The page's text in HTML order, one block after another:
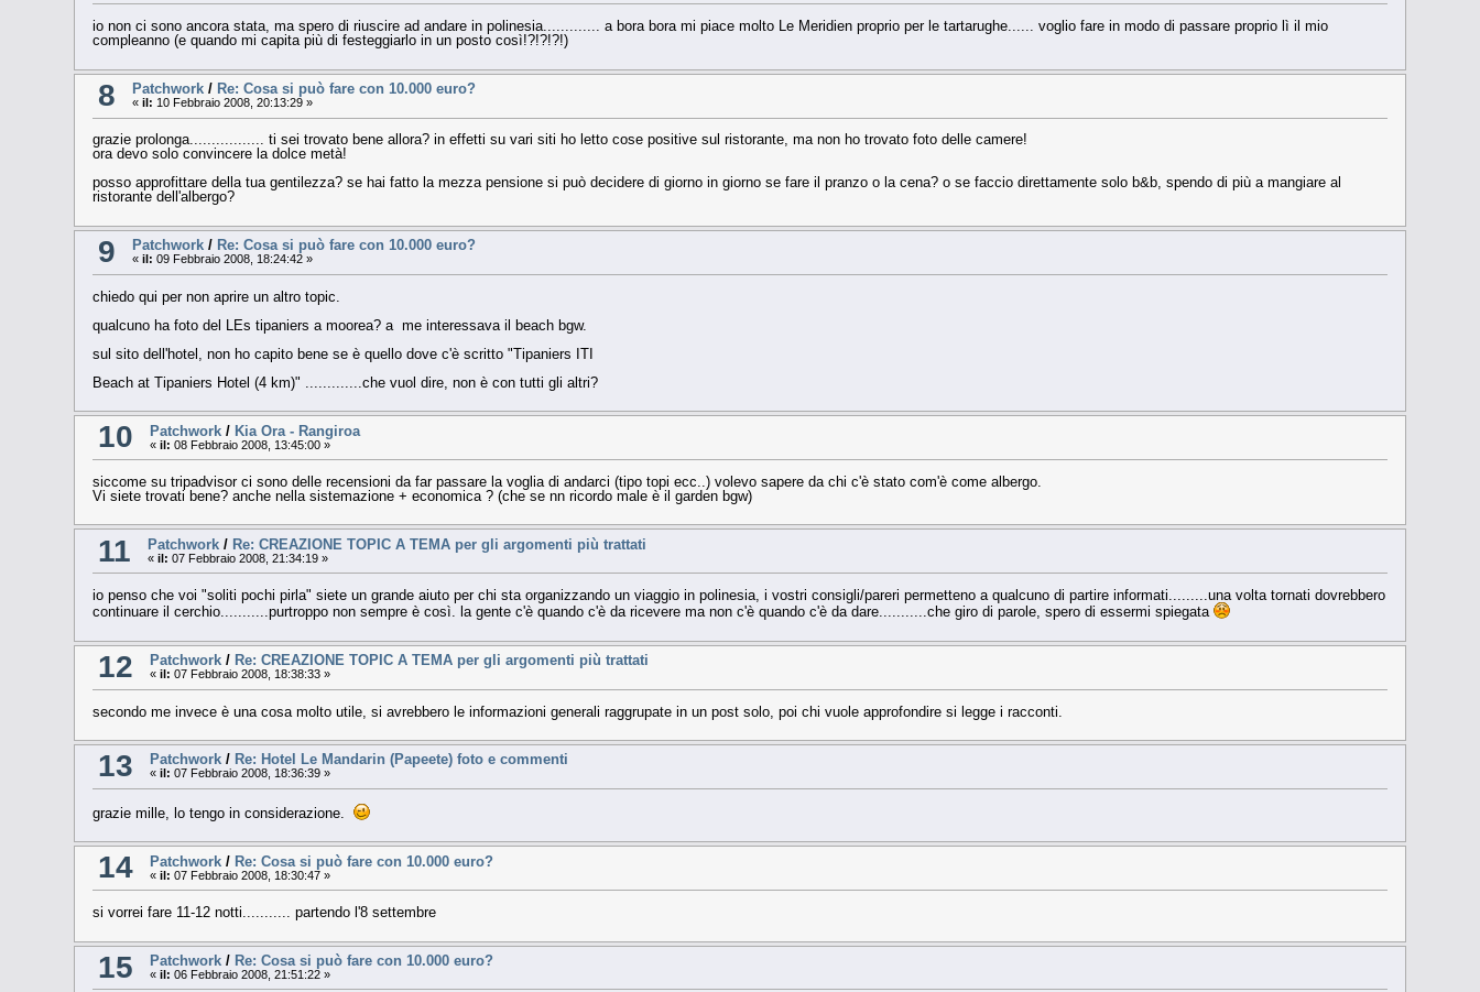
io non ci sono ancora stata, ma spero di riuscire ad andare in polinesia............. a bora bora mi piace molto Le Meridien proprio per le tartarughe...... voglio fare in modo di passare proprio lì il mio
compleanno (e quando mi capita più di festeggiarlo in un posto così!?!?!?!)
8 Patchwork/ Re: Cosa si può fare con 10.000 euro?
« il: 10 Febbraio 2008, 20:13:29 »
grazie prolonga................. ti sei trovato bene allora? in effetti su vari siti ho letto cose positive sul ristorante, ma non ho trovato foto delle camere!
ora devo solo convincere la dolce metà!
posso approfittare della tua gentilezza? se hai fatto la mezza pensione si può decidere di giorno in giorno se fare il pranzo o la cena? o se faccio direttamente solo b&b, spendo di più a mangiare al
ristorante dell'albergo?
9 Patchwork/ Re: Cosa si può fare con 10.000 euro?
« il: 09 Febbraio 2008, 18:24:42 »
chiedo qui per non aprire un altro topic.
qualcuno ha foto del LEs tipaniers a moorea? a me interessava il beach bgw.
sul sito dell'hotel, non ho capito bene se è quello dove c'è scritto "Tipaniers ITI
Beach at Tipaniers Hotel (4 km)" .............che vuol dire, non è con tutti gli altri?
10 Patchwork/ Kia Ora - Rangiroa
« il: 08 Febbraio 2008, 13:45:00 »
siccome su tripadvisor ci sono delle recensioni da far passare la voglia di andarci (tipo topi ecc..) volevo sapere da chi c'è stato com'è come albergo.
Vi siete trovati bene? anche nella sistemazione + economica ? (che se nn ricordo male è il garden bgw)
11 Patchwork/ Re: CREAZIONE TOPIC A TEMA per gli argomenti più trattati
« il: 07 Febbraio 2008, 21:34:19 »
io penso che voi "soliti pochi pirla" siete un grande aiuto per chi sta organizzando un viaggio in polinesia, i vostri consigli/pareri permetteno a qualcuno di partire informati.........una volta tornati dovrebbero
continuare il cerchio...........purtroppo non sempre è così. la gente c'è quando c'è da ricevere ma non c'è quando c'è da dare...........che giro di parole, spero di essermi spiegata
12 Patchwork/ Re: CREAZIONE TOPIC A TEMA per gli argomenti più trattati
« il: 07 Febbraio 2008, 18:38:33 »
secondo me invece è una cosa molto utile, si avrebbero le informazioni generali raggrupate in un post solo, poi chi vuole approfondire si legge i racconti.
13 Patchwork/ Re: Hotel Le Mandarin (Papeete) foto e commenti
« il: 07 Febbraio 2008, 18:36:39 »
grazie mille, lo tengo in considerazione.
14 Patchwork/ Re: Cosa si può fare con 10.000 euro?
« il: 07 Febbraio 2008, 18:30:47 »
si vorrei fare 11-12 notti........... partendo l'8 settembre
15 Patchwork/ Re: Cosa si può fare con 10.000 euro?
« il: 06 Febbraio 2008, 21:51:22 »